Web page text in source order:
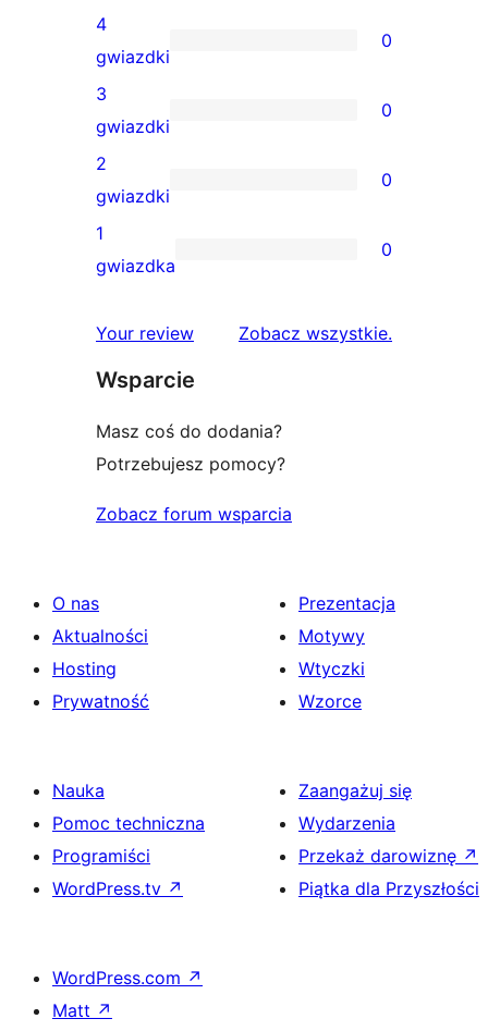
recenzja
5-
gwiazdkowa
0
recenzji
4-
gwiazdkowych
4
gwiazdki
0
0
recenzji
3-
gwiazdkowych
3
gwiazdki
0
0
recenzji
2-
2
gwiazdki
0
0
1-
1
gwiazdka
0
Your review Zobacz wszystkierecenzje
.
Wsparcie
Masz coś do dodania?
Potrzebujesz pomocy?
Zobacz forum wsparcia
O nas
Aktualności
Hosting
Prywatność
Prezentacja
Motywy
Wtyczki
Wzorce
Nauka
Pomoc techniczna
Programiści
WordPress.tv ↗
Zaangażuj się
Wydarzenia
Przekaż darowiznę ↗
Piątka dla Przyszłości
WordPress.com ↗
Matt ↗